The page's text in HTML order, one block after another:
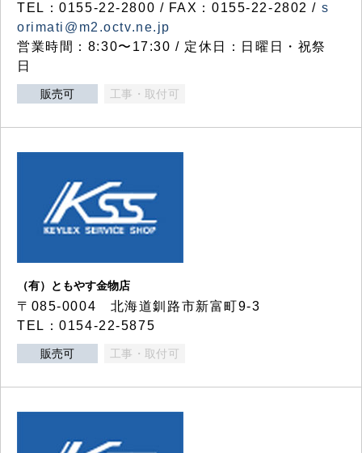
TEL：0155-22-2800 / FAX：0155-22-2802 / s
orimati@m2.octv.ne.jp
営業時間：8:30〜17:30 / 定休日：日曜日・祝祭
日
販売可 工事・取付可
（有）ともやす金物店
〒085-0004 北海道釧路市新富町9-3
TEL：0154-22-5875
販売可 工事・取付可